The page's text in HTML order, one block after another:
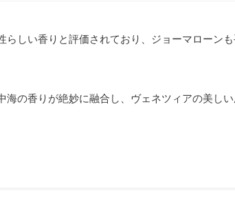
らしい香り と評価されており、ジョーマローン
の香りが絶妙に融合し、 ヴェネツィアの美し